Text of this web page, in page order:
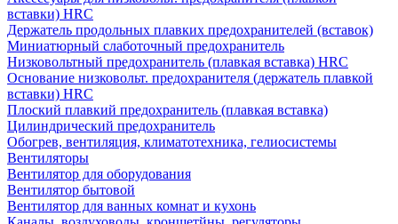
вставки) HRC
Держатель продольных плавких предохранителей (вставок)
Миниатюрный слаботочный предохранитель
Низковольтный предохранитель (плавкая вставка) HRC
Основание низковольт. предохранителя (держатель плавкой
вставки) HRC
Плоский плавкий предохранитель (плавкая вставка)
Цилиндрический предохранитель
Обогрев, вентиляция, климатотехника, гелиосистемы
Вентиляторы
Вентилятор для оборудования
Вентилятор бытовой
Вентилятор для ванных комнат и кухонь